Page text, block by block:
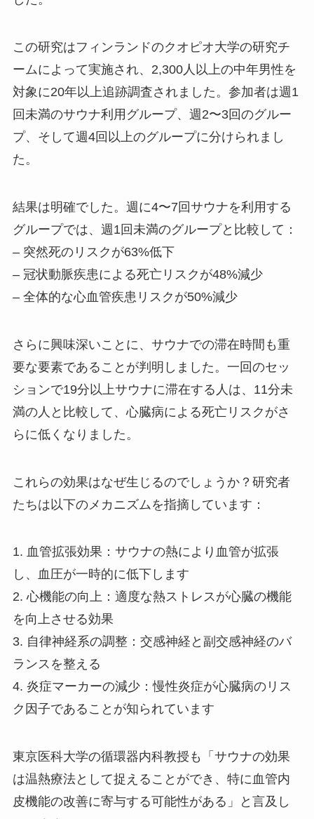
この研究はフィンランドのクオピオ大学の研究チ
ームによって実施され、2,300人以上の中年男性を
対象に20年以上追跡調査されました。参加者は週1
回未満のサウナ利用グループ、週2〜3回のグルー
プ、そして週4回以上のグループに分けられまし
た。
結果は明確でした。週に4〜7回サウナを利用する
グループでは、週1回未満のグループと比較して：
– 突然死のリスクが63%低下
– 冠状動脈疾患による死亡リスクが48%減少
– 全体的な心血管疾患リスクが50%減少
さらに興味深いことに、サウナでの滞在時間も重
要な要素であることが判明しました。一回のセッ
ションで19分以上サウナに滞在する人は、11分未
満の人と比較して、心臓病による死亡リスクがさ
らに低くなりました。
これらの効果はなぜ生じるのでしょうか？研究者
たちは以下のメカニズムを指摘しています：
1. 血管拡張効果：サウナの熱により血管が拡張
し、血圧が一時的に低下します
2. 心機能の向上：適度な熱ストレスが心臓の機能
を向上させる効果
3. 自律神経系の調整：交感神経と副交感神経のバ
ランスを整える
4. 炎症マーカーの減少：慢性炎症が心臓病のリス
ク因子であることが知られています
東京医科大学の循環器内科教授も「サウナの効果
は温熱療法として捉えることができ、特に血管内
皮機能の改善に寄与する可能性がある」と言及し